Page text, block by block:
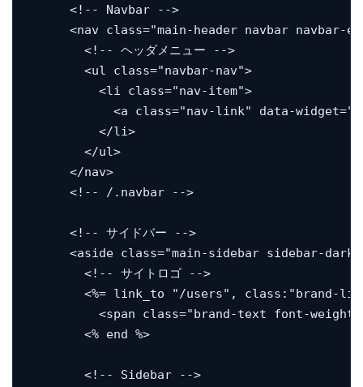
      <!-- Navbar -->
<nav class="main-header navbar navbar-
        <!-- ヘッダメニュー -->
        <ul class="navbar-nav">
          <li class="nav-item">
<a class="nav-link" data-
          </li>
        </ul>
      </nav>
      <!-- /.navbar -->
      <!-- サイドバー -->
<aside class="main-sidebar sidebar-
        <!-- サイトロゴ -->
<%= link_to "/users", class:"brand-
<span class="brand-text font-weight-
        <% end %>
        <!-- Sidebar -->